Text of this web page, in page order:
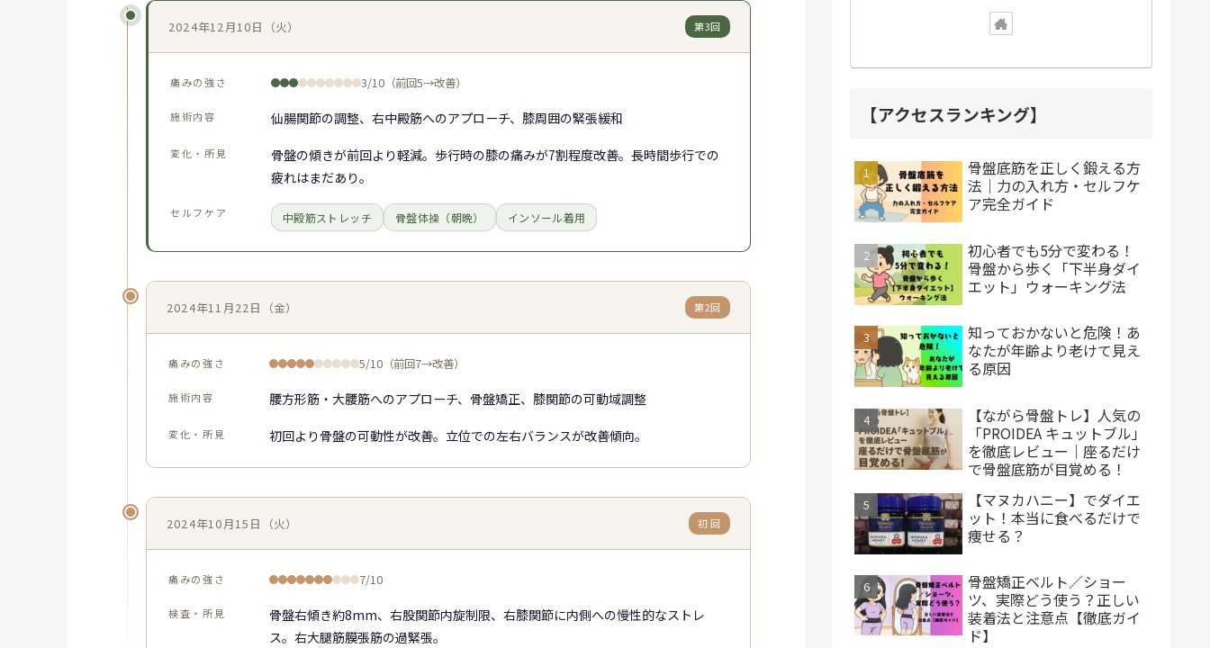
2024年12月10日（火） 第3回
痛みの強さ 3/10（前回5→改善）
施術内容 仙腸関節の調整、右中殿筋へのアプローチ、膝周囲の緊張緩和
変化・所見
骨盤の傾きが前回より軽減。歩行時の膝の痛みが7割程度改善。長時間歩行での
疲れはまだあり。
セルフケア 中殿筋ストレッチ 骨盤体操（朝晩） インソール着用
2024年11月22日（金） 第2回
痛みの強さ 5/10（前回7→改善）
施術内容 腰方形筋・大腰筋へのアプローチ、骨盤矯正、膝関節の可動域調整
変化・所見 初回より骨盤の可動性が改善。立位での左右バランスが改善傾向。
2024年10月15日（火） 初 回
痛みの強さ 7/10
検査・所見
骨盤右傾き約8mm、右股関節内旋制限、右膝関節に内側への慢性的なストレ
ス。右大腿筋膜張筋の過緊張。
【アクセスランキング】
骨盤底筋を正しく鍛える方
法｜力の入れ方・セルフケ
ア完全ガイド
初心者でも5分で変わる！
骨盤から歩く「下半身ダイ
エット」ウォーキング法
知っておかないと危険！あ
なたが年齢より老けて見え
る原因
【ながら骨盤トレ】人気の
「PROIDEA キュットブル」
を徹底レビュー｜座るだけ
で骨盤底筋が目覚める！
【マヌカハニー】でダイエ
ット！本当に食べるだけで
痩せる？
骨盤矯正ベルト／ショー
ツ、実際どう使う？正しい
装着法と注意点【徹底ガイ
ド】